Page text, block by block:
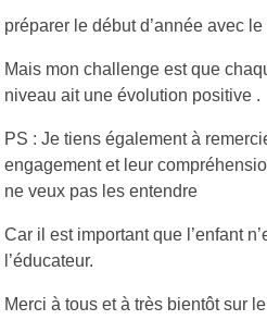
préparer le début d’année avec
Mais mon challenge est que
niveau ait une évolution positive .
PS : Je tiens également à
engagement et leur
ne veux pas les entendre
Car il est important que l’enfant
l’éducateur.
Merci à tous et à très bientôt sur